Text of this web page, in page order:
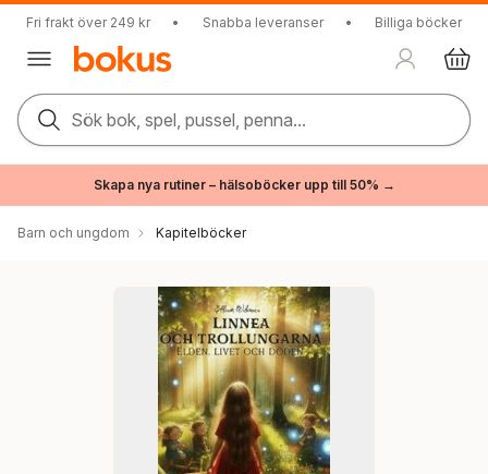
Fri frakt över 249 kr • Snabba leveranser • Billiga böcker
Sök bok, spel, pussel, penna...
Skapa nya rutiner – hälsoböcker upp till 50% →
Barn och ungdom Kapitelböcker